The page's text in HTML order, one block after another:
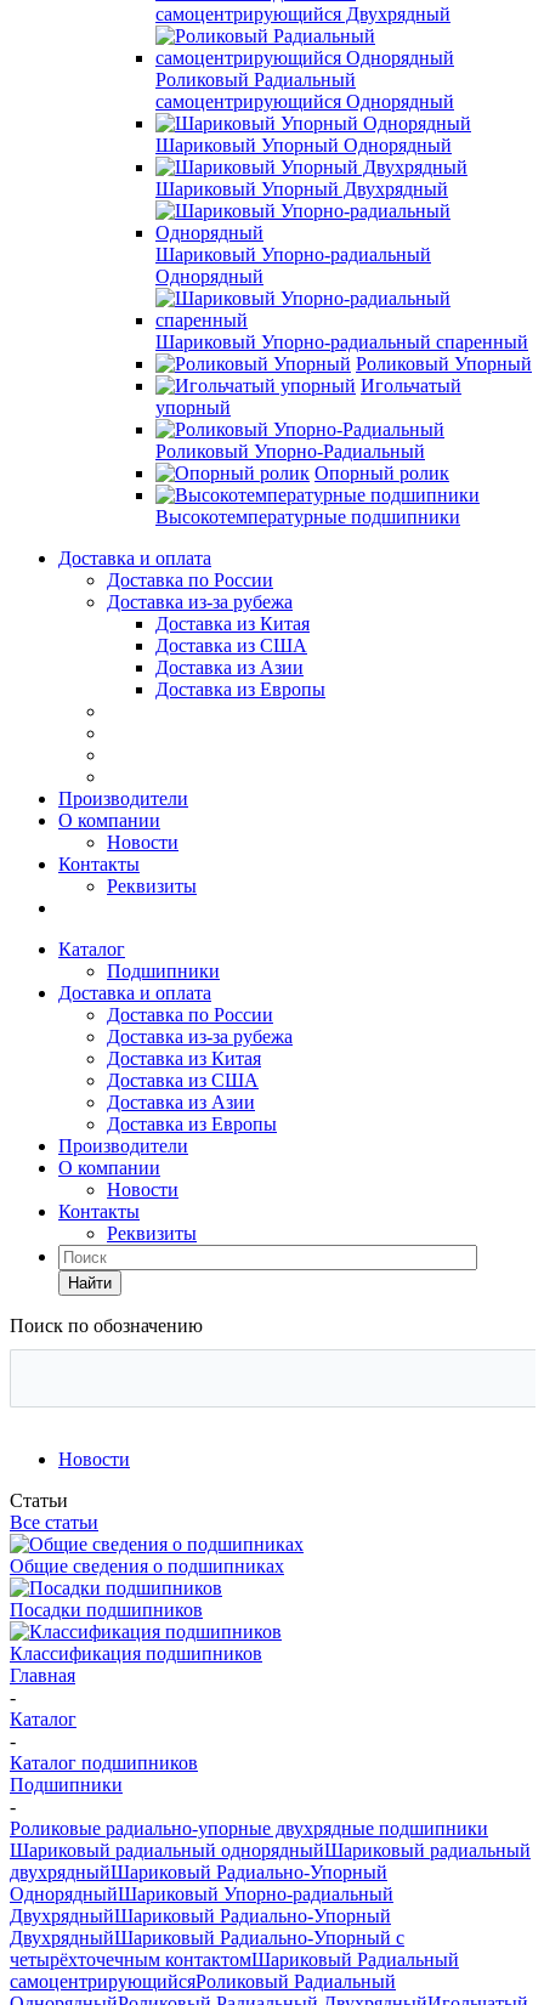
самоцентрирующийся Двухрядный
Роликовый Радиальный
самоцентрирующийся Однорядный
Шариковый Упорный Однорядный
Шариковый Упорный Двухрядный
Шариковый Упорно-радиальный
Однорядный
Шариковый Упорно-радиальный спаренный
Роликовый Упорный
Игольчатый
упорный
Роликовый Упорно-Радиальный
Опорный ролик
Высокотемпературные подшипники
Доставка и оплата
Доставка по России
Доставка из-за рубежа
Доставка из Китая
Доставка из США
Доставка из Азии
Доставка из Европы
Производители
О компании
Новости
Контакты
Реквизиты
Каталог
Подшипники
Доставка и оплата
Доставка по России
Доставка из-за рубежа
Доставка из Китая
Доставка из США
Доставка из Азии
Доставка из Европы
Производители
О компании
Новости
Контакты
Реквизиты
Найти
Поиск по обозначению
Новости
Статьи
Все статьи
Общие сведения о подшипниках
Посадки подшипников
Классификация подшипников
Главная
-
Каталог
-
Каталог подшипников
Подшипники
-
Роликовые радиально-упорные двухрядные подшипники
Шариковый радиальный однорядныйШариковый радиальный
двухрядныйШариковый Радиально-Упорный
ОднорядныйШариковый Упорно-радиальный
ДвухрядныйШариковый Радиально-Упорный
ДвухрядныйШариковый Радиально-Упорный с
четырёхточечным контактомШариковый Радиальный
самоцентрирующийсяРоликовый Радиальный